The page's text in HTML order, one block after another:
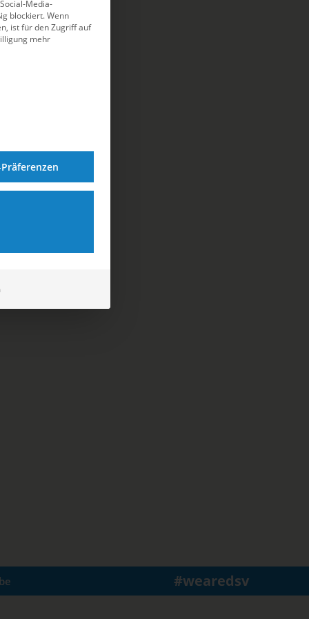
#wearedsv
Media-
blockiert. Wenn
ist für den Zugriff auf
mehr